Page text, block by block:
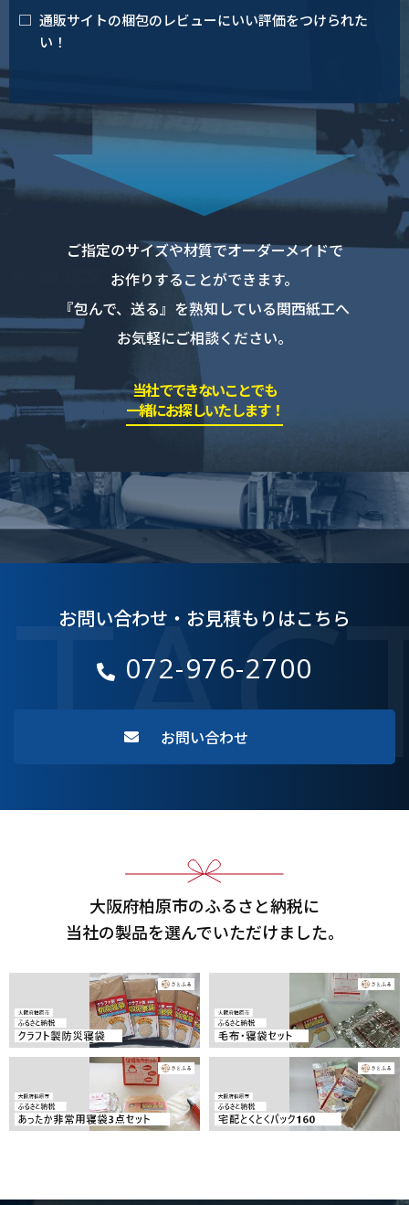
通販サイトの梱包のレビューにいい評価をつけられた
い！
ご指定のサイズや材質でオーダーメイドで
お作りすることができます。
『包んで、送る』を熟知している関西紙工へ
お気軽にご相談ください。
当社でできないことでも
一緒にお探しいたします！
お問い合わせ・お見積もりはこちら
072-976-2700
お問い合わせ
大阪府柏原市のふるさと納税に
当社の製品を選んでいただけました。